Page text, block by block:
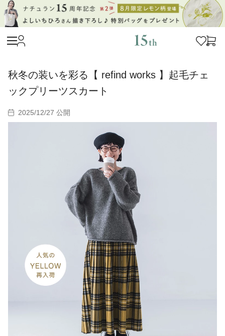
秋冬の装いを彩る【 refind works 】起毛チェ
ックプリーツスカート
2025/12/27 公開